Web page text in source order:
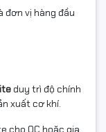
đơn vị hàng đầu
duy trì độ chính
xuất cơ khí.
cho QC hoặc gia